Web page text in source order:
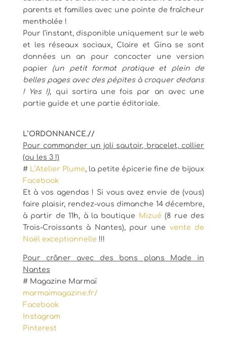
parents et familles avec une pointe de fraîcheur
mentholée !
Pour l’instant, disponible uniquement sur le web
et les réseaux sociaux, Claire et Gina se sont
données un an pour concocter une version
papier (un petit format pratique et plein de
belles pages avec des pépites à croquer dedans
! Yes !), qui sortira une fois par an avec une
partie guide et une partie éditoriale.
L’ORDONNANCE.//
Pour commander un joli sautoir, bracelet, collier
(ou les 3 !)
# L’Atelier Plume, la petite épicerie fine de bijoux
Facebook
Et à vos agendas ! Si vous avez envie de (vous)
faire plaisir, rendez-vous dimanche 14 décembre,
à partir de 11h, à la boutique
Mizué (8 rue des
Trois-Croissants à Nantes), pour une vente de
Noël exceptionnelle !!!
Pour crâner avec des bons plans Made in
Nantes
# Magazine Marmaï
marmaimagazine.fr/
Facebook
Instagram
Pinterest